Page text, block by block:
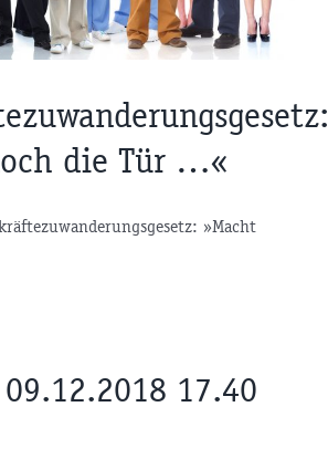
die Tür …«
»Macht
17.40